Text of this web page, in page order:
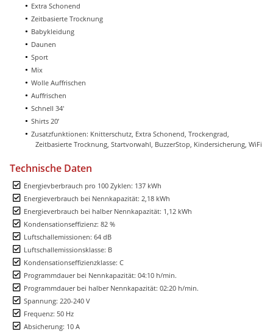
Extra Schonend
Zeitbasierte Trocknung
Babykleidung
Daunen
Sport
Mix
Wolle Auffrischen
Auffrischen
Schnell 34'
Shirts 20’
Zusatzfunktionen: Knitterschutz, Extra Schonend, Trockengrad,
Zeitbasierte Trocknung, Startvorwahl, BuzzerStop, Kindersicherung, WiFi
Technische Daten
Energievberbrauch pro 100 Zyklen: 137 kWh
Energieverbrauch bei Nennkapazität: 2,18 kWh
Energieverbrauch bei halber Nennkapazität: 1,12 kWh
Kondensationseffizienz: 82 %
Luftschallemissionen: 64 dB
Luftschallemissionsklasse: B
Kondensationseffizienzklasse: C
Programmdauer bei Nennkapazität: 04:10 h/min.
Programmdauer bei halber Nennkapazität: 02:20 h/min.
Spannung: 220-240 V
Frequenz: 50 Hz
Absicherung: 10 A